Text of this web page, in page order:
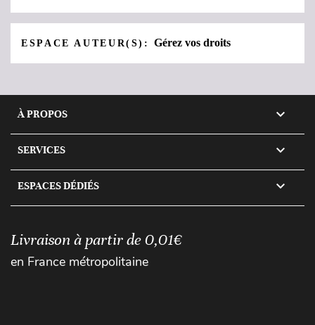
ESPACE AUTEUR(S):Gérez vos droits
À PROPOS 
SERVICES 
ESPACES DÉDIÉS 
Livraison à partir de 0,01€
en France métropolitaine